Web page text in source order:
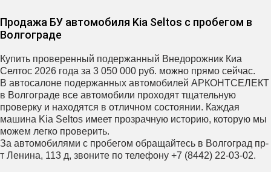
Продажа БУ автомобиля Kia Seltos с пробегом в
Волгограде
Купить проверенный подержанный Внедорожник Киа
Селтос 2026 года за 3 050 000 руб. можно прямо сейчас.
В автосалоне подержанных автомобилей АРКОНТСЕЛЕКТ
в Волгограде все автомобили проходят тщательную
проверку и находятся в отличном состоянии. Каждая
машина Kia Seltos имеет прозрачную историю, которую мы
можем легко проверить.
За автомобилями с пробегом обращайтесь в Волгоград пр-
т Ленина, 113 д, звоните по телефону +7 (8442) 22-03-02.